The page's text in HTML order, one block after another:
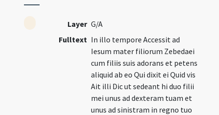
Layer G/A
Fulltext In illo tempore Accessit ad
Iesum mater filiorum Zebedaei
cum filiis suis adorans et petens
aliquid ab eo Qui dixit ei Quid vis
Ait illi Dic ut sedeant hi duo filii
mei unus ad dexteram tuam et
unus ad sinistram in regno tuo